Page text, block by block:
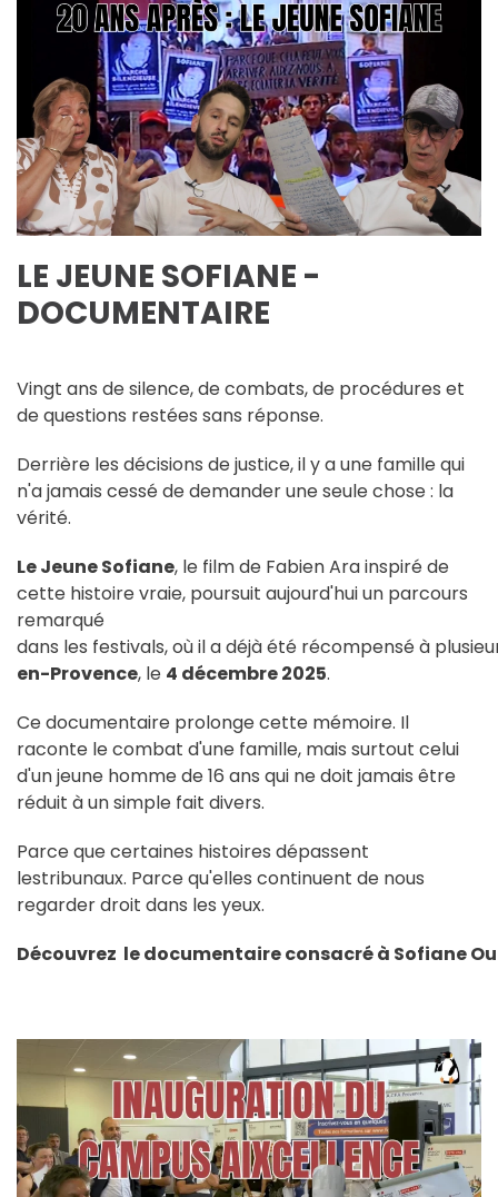
LE JEUNE SOFIANE -
DOCUMENTAIRE
Vingt ans de silence, de combats, de procédures et
de questions restées sans réponse.
Derrière les décisions de justice, il y a une famille qui
n'a jamais cessé de demander une seule chose : la
vérité.
Le Jeune Sofiane, le film de Fabien Ara inspiré de
cette histoire vraie, poursuit aujourd'hui un parcours
remarqué
dans les festivals, où il a déjà été récompensé à
en-Provence, le 4 décembre 2025.
Ce documentaire prolonge cette mémoire. Il
raconte le combat d'une famille, mais surtout celui
d'un jeune homme de 16 ans qui ne doit jamais être
réduit à un simple fait divers.
Parce que certaines histoires dépassent
lestribunaux. Parce qu'elles continuent de nous
regarder droit dans les yeux.
Découvrez le documentaire consacré à Sofiane